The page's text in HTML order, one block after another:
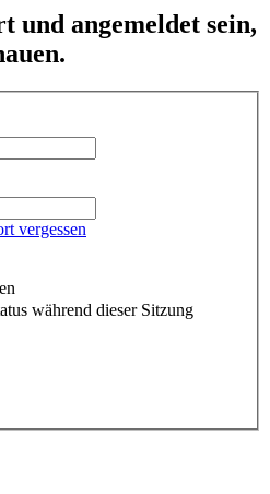
und angemeldet sein,
vergessen
während dieser Sitzung